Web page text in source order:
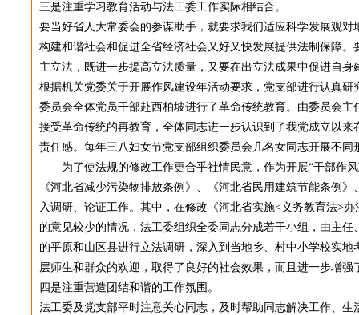
三是注重学习教育活动与法工委工作实际相结合。
要当好省人大常委会的参谋助手，就要求我们适应科学发展观
构建和谐社会和促进全省经济社会又好又快发展提供法制保障
主立法，既进一步提高立法质量，又要在出立法成果中促进自身
根据机关党委关于开展作风建设年活动要求，党支部进行认真
委员会全体党员干部赴西柏坡进行了革命传统教育。由委员会
接受革命传统的再教育，全体同志进一步认识到了我党成立以
责任感。每年三八妇女节党支部组织委员会几名女同志开展不
为了使法规的修改工作更合乎社情民意，作为开展“干部作风
《河北省减少污染物排放条例》、《河北省民用建筑节能条例
入调研、论证工作。其中，在修改《河北省实施<义务教育法>
的意见较少的情况，法工委组织全委同志分成若干小组，由主
的平原和山区县进行立法调研，深入到当地乡、村中小学校实
层师生和群众的欢迎，取得了良好的社会效果，而且进一步增
四是注重营造团结和谐的工作氛围。
法工委及党支部平时注意关心同志，及时帮助同志解决工作、